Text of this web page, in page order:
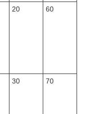
20 60
30 70